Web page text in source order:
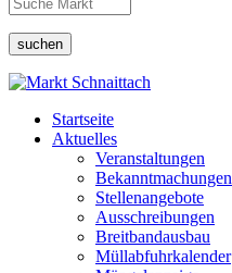
suchen
Startseite
Aktuelles
Veranstaltungen
Bekanntmachungen
Stellenangebote
Ausschreibungen
Breitbandausbau
Müllabfuhrkalender